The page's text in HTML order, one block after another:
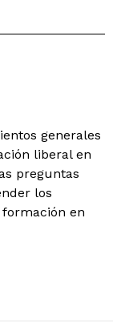
generales
liberal en
preguntas
los
en